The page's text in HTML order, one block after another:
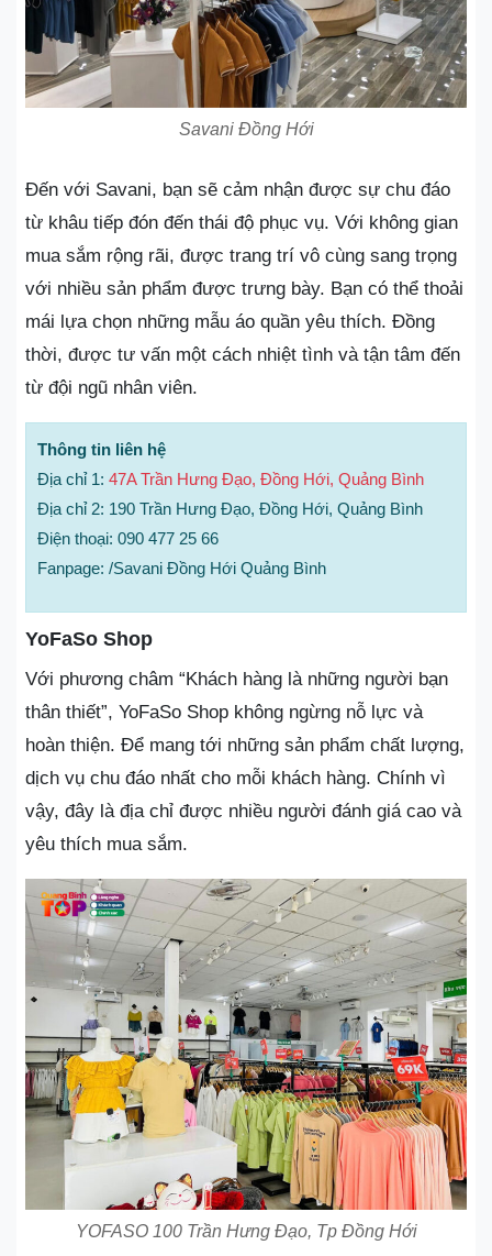
Savani Đồng Hới
Đến với Savani, bạn sẽ cảm nhận được sự chu đáo
từ khâu tiếp đón đến thái độ phục vụ. Với không gian
mua sắm rộng rãi, được trang trí vô cùng sang trọng
với nhiều sản phẩm được trưng bày. Bạn có thể thoải
mái lựa chọn những mẫu áo quần yêu thích. Đồng
thời, được tư vấn một cách nhiệt tình và tận tâm đến
từ đội ngũ nhân viên.
Thông tin liên hệ
Địa chỉ 1: 47A Trần Hưng Đạo, Đồng Hới, Quảng Bình
Địa chỉ 2: 190 Trần Hưng Đạo, Đồng Hới, Quảng Bình
Điện thoại: 090 477 25 66
Fanpage: /Savani Đồng Hới Quảng Bình
YoFaSo Shop
Với phương châm “Khách hàng là những người bạn
thân thiết”, YoFaSo Shop không ngừng nỗ lực và
hoàn thiện. Để mang tới những sản phẩm chất lượng,
dịch vụ chu đáo nhất cho mỗi khách hàng. Chính vì
vậy, đây là địa chỉ được nhiều người đánh giá cao và
yêu thích mua sắm.
YOFASO 100 Trần Hưng Đạo, Tp Đồng Hới